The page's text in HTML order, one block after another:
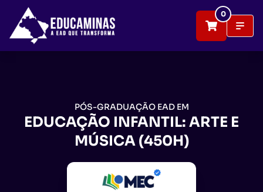
0
PÓS-GRADUAÇÃO EAD EM
EDUCAÇÃO INFANTIL: ARTE E
MÚSICA (450H)